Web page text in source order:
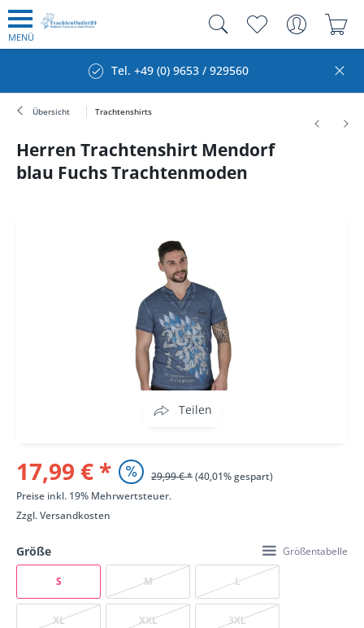
MENÜ
Tel. +49 (0) 9653 / 929560
Übersicht Trachtenshirts
Herren Trachtenshirt Mendorf
blau Fuchs Trachtenmoden
Teilen
17,99 € * 29,99 € *(40,01% gespart)
Preise inkl. 19% Mehrwertsteuer.
Zzgl.Versandkosten
Größe Größentabelle
S M L
XL XXL 3XL